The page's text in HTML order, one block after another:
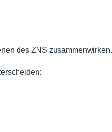
des ZNS zusammenwirken.